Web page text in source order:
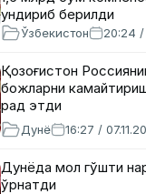
ундириб берилди
Ўзбекистон 20:24 /
Қозоғистон
божларни
рад этди
Дунё 16:27 /
Дунёда мол гўшти
ўрнатди